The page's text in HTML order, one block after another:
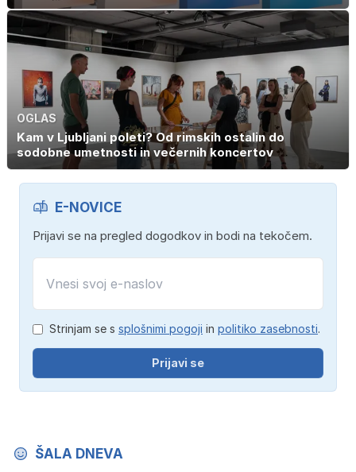
OGLAS
Kam v Ljubljani poleti? Od rimskih ostalin do
sodobne umetnosti in večernih koncertov
E-NOVICE
Prijavi se na pregled dogodkov in bodi na tekočem.
Strinjam se s splošnimi pogoji in politiko zasebnosti.
Prijavi se
ŠALA DNEVA